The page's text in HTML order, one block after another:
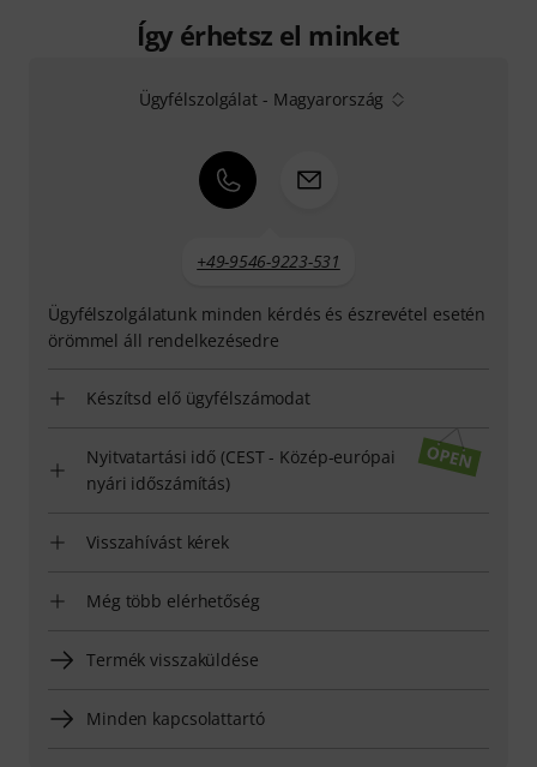
Így érhetsz el minket
Ügyfélszolgálat - Magyarország
+49-9546-9223-531
Ügyfélszolgálatunk minden kérdés és észrevétel esetén
örömmel áll rendelkezésedre
Készítsd elő ügyfélszámodat
Nyitvatartási idő (CEST - Közép-európai
nyári időszámítás)
Visszahívást kérek
Még több elérhetőség
Termék visszaküldése
Minden kapcsolattartó